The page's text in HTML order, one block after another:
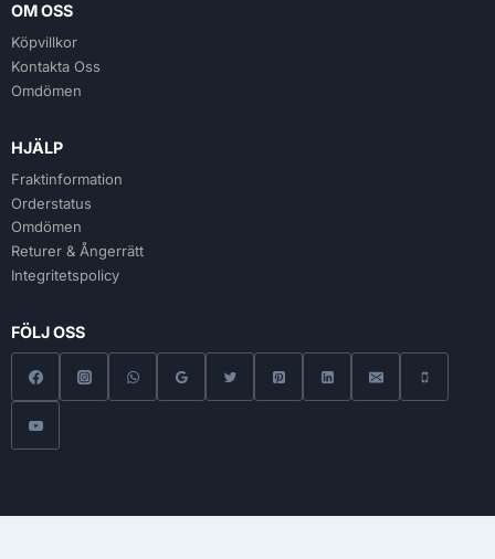
OM OSS
Köpvillkor
Kontakta Oss
Omdömen
HJÄLP
Fraktinformation
Orderstatus
Omdömen
Returer & Ångerrätt
Integritetspolicy
FÖLJ OSS